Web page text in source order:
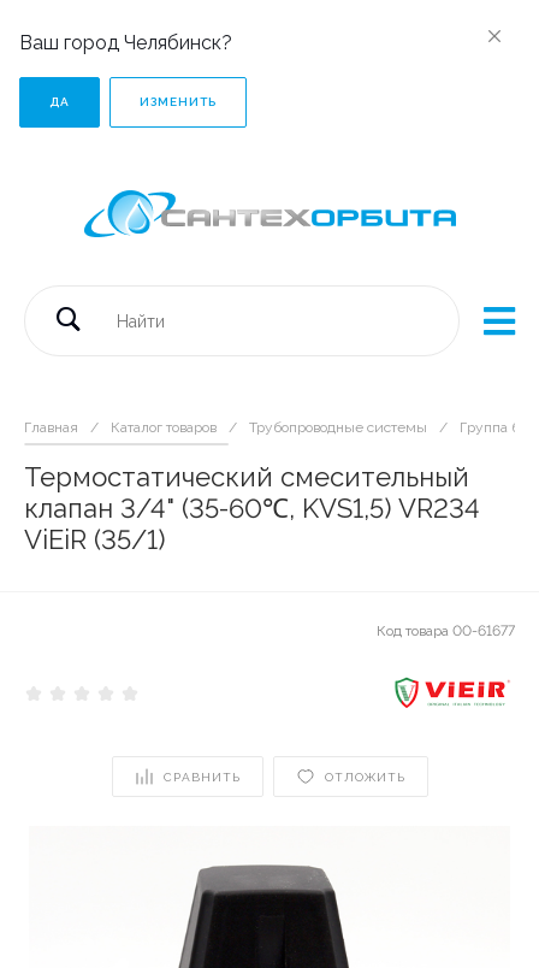
Ваш город Челябинск?
ДА ИЗМЕНИТЬ
Главная / Каталог товаров / Трубопроводные системы / Группа
Термостатический смесительный
клапан 3/4" (35-60℃, KVS1,5) VR234
ViEiR (35/1)
Код товара 00-61677
СРАВНИТЬ ОТЛОЖИТЬ